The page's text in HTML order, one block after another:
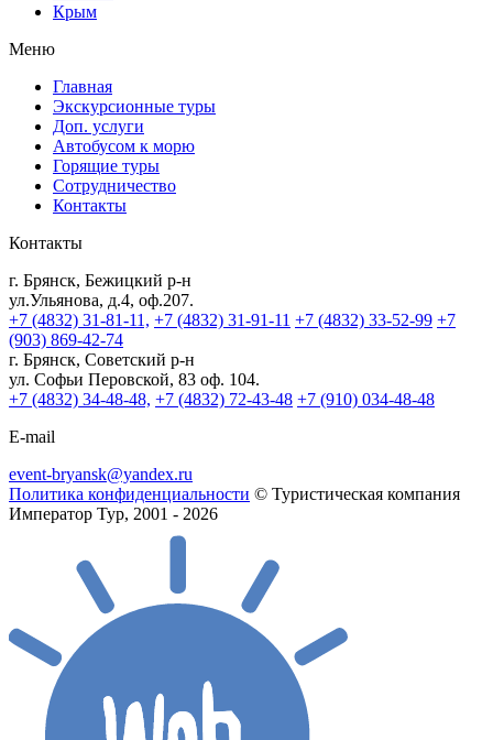
Крым
Меню
Главная
Экскурсионные туры
Доп. услуги
Автобусом к морю
Горящие туры
Сотрудничество
Контакты
Контакты
г. Брянск, Бежицкий р-н
ул.Ульянова, д.4, оф.207.
+7 (4832) 31-81-11, +7 (4832) 31-91-11 +7 (4832) 33-52-99 +7
(903) 869-42-74
г. Брянск, Советский р-н
ул. Софьи Перовской, 83 оф. 104.
+7 (4832) 34-48-48, +7 (4832) 72-43-48 +7 (910) 034-48-48
E-mail
event-bryansk@yandex.ru
Политика конфиденциальности © Туристическая компания
Император Тур, 2001 - 2026